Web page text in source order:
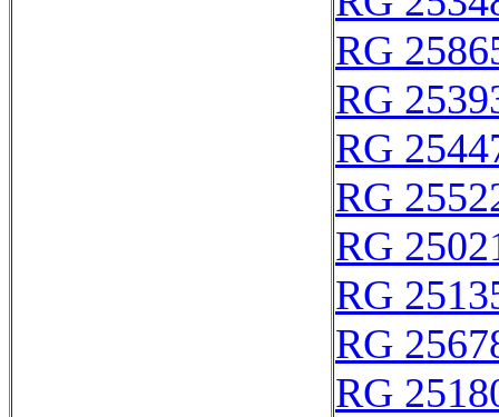
RG
RG
RG
RG
RG
RG
RG
RG